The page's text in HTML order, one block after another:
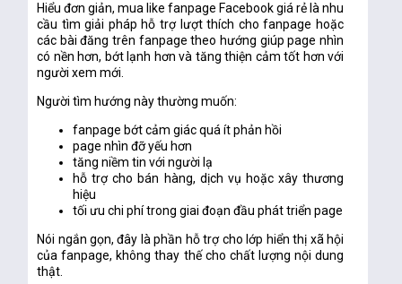
Hiểu đơn giản,mua like fanpage Facebook giá rẻ là nhu
cầu tìm giải pháp hỗ trợ lượt thích cho fanpage hoặc
các bài đăng trên fanpage theo hướng giúp page nhìn
có nền hơn, bớt lạnh hơn và tăng thiện cảm tốt hơn với
người xem mới.
Người tìm hướng này thường muốn:
fanpage bớt cảm giác quá ít phản hồi
page nhìn đỡ yếu hơn
tăng niềm tin với người lạ
hỗ trợ cho bán hàng, dịch vụ hoặc xây thương
hiệu
tối ưu chi phí trong giai đoạn đầu phát triển page
Nói ngắn gọn, đây là phần hỗ trợ cho lớp hiển thị xã hội
của fanpage, không thay thế cho chất lượng nội dung
thật.